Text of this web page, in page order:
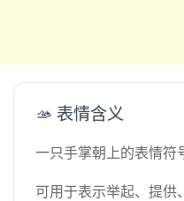
🫴 表情含义
一只手掌朝上的表情符
可用于表示举起、提供